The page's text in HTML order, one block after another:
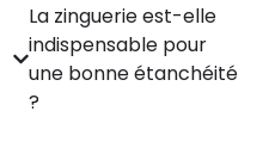
La zinguerie est-elle
indispensable pour
une bonne étanchéité
?